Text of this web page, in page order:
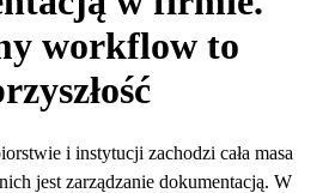
workflow to
i instytucji zachodzi cała masa
jest zarządzanie dokumentacją. W